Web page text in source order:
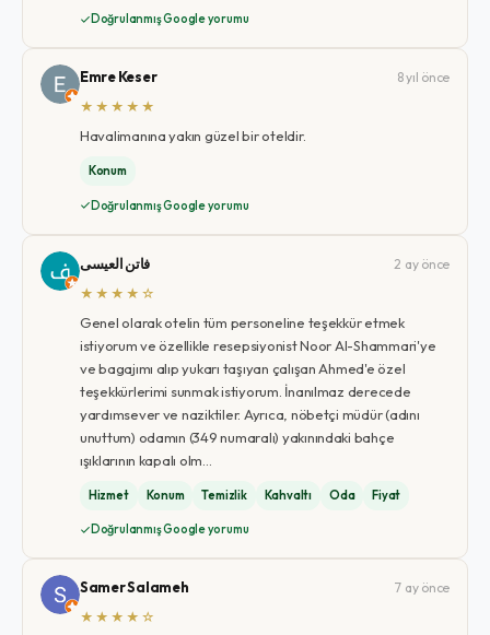
Doğrulanmış Google yorumu
Emre Keser
8 yıl önce
★★★★★
Havalimanına yakın güzel bir oteldir.
Konum
Doğrulanmış Google yorumu
فاتن العيسى
2 ay önce
★★★★☆
Genel olarak otelin tüm personeline teşekkür etmek
istiyorum ve özellikle resepsiyonist Noor Al-Shammari'ye
ve bagajımı alıp yukarı taşıyan çalışan Ahmed'e özel
teşekkürlerimi sunmak istiyorum. İnanılmaz derecede
yardımsever ve naziktiler. Ayrıca, nöbetçi müdür (adını
unuttum) odamın (349 numaralı) yakınındaki bahçe
ışıklarının kapalı olm…
Hizmet Konum Temizlik Kahvaltı Oda Fiyat
Doğrulanmış Google yorumu
Samer Salameh
7 ay önce
★★★★☆